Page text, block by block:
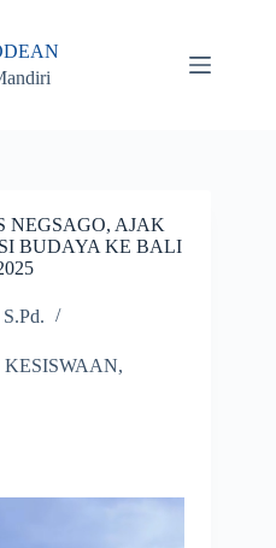
NEGSAGO, AJAK
BUDAYA KE BALI
KESISWAAN,